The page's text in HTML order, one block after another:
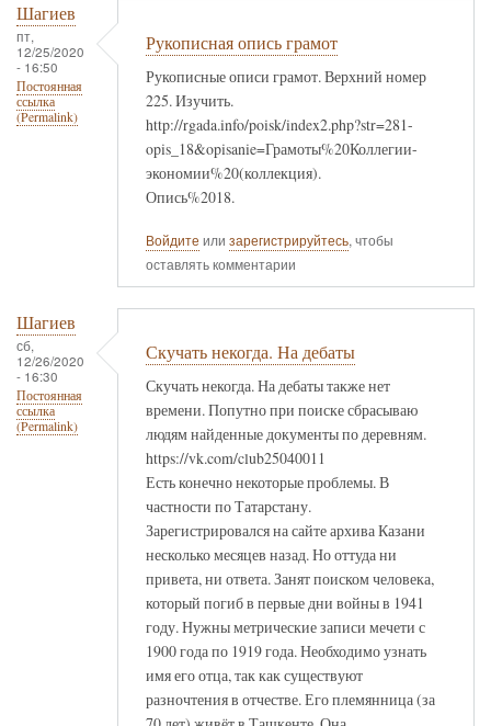
Шагиев
пт,
12/25/2020
- 16:50
Постоянная
ссылка
(Permalink)
Рукописная опись грамот
Рукописные описи грамот. Верхний номер
225. Изучить.
http://rgada.info/poisk/index2.php?str=281-
opis_18&opisanie=Грамоты%20Коллегии-
экономии%20(коллекция).
Опись%2018.
Войдите или зарегистрируйтесь, чтобы
оставлять комментарии
Шагиев
сб,
12/26/2020
- 16:30
Постоянная
ссылка
(Permalink)
Скучать некогда. На дебаты
Скучать некогда. На дебаты также нет
времени. Попутно при поиске сбрасываю
людям найденные документы по деревням.
https://vk.com/club25040011
Есть конечно некоторые проблемы. В
частности по Татарстану.
Зарегистрировался на сайте архива Казани
несколько месяцев назад. Но оттуда ни
привета, ни ответа. Занят поиском человека,
который погиб в первые дни войны в 1941
году. Нужны метрические записи мечети с
1900 года по 1919 года. Необходимо узнать
имя его отца, так как существуют
разночтения в отчестве. Его племянница (за